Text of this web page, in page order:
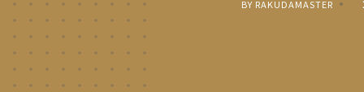
BY RAKUDAMASTER